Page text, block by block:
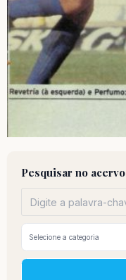
Pesquisar no acervo